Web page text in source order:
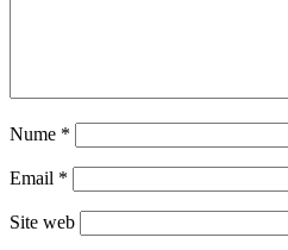
Nume *
Email *
Site web